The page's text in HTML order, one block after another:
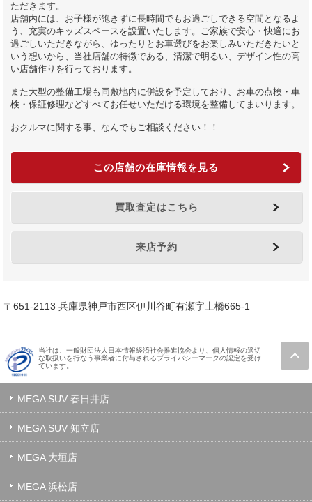
ただきます。
店舗内には、お子様が飽きずに長時間でもお過ごしできる空間となるよ
う、充実のキッズスペースを設置いたします。ご家族で安心・快適にお
過ごしいただきながら、ゆったりとお車選びをお楽しみいただきたいと
いう想いから、当社店舗の特徴である、清潔で明るい、デザイン性の高
い店舗作りを行っております。
また大型の整備工場も同敷地内に併設を予定しており、お車の点検・車
検・保証修理などすべてお任せいただける環境を整備してまいります。
おクルマに関する事、なんでもご相談ください！！
この店舗の在庫情報を見る
買取査定はこちら
来店予約
〒651-2113 兵庫県神戸市西区伊川谷町有瀬字土橋665-1
当社は、一般財団法人日本情報経済社会推進協会より、個人情報の適切
な取扱いを行なう事業者に付与されるプライバシーマークの認定を受け
ています。
MEGA SUV 春日井店
MEGA SUV 知立店
MEGA 大垣店
MEGA 浜松店